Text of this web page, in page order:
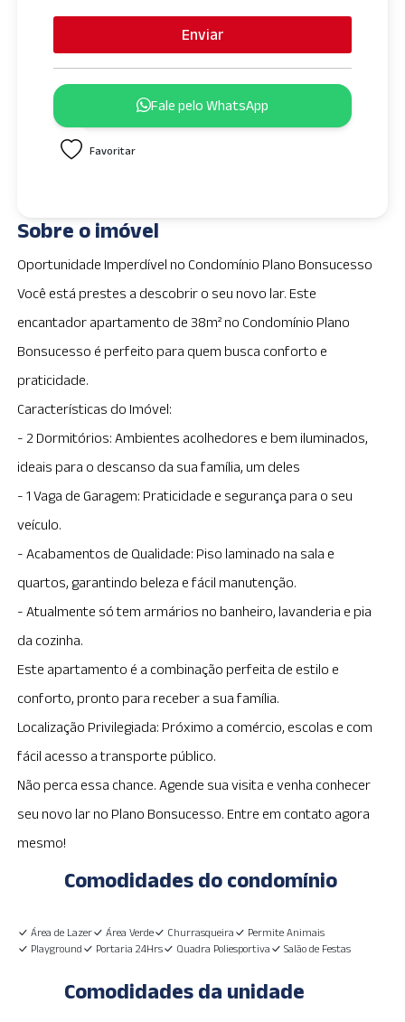
Enviar
Fale pelo WhatsApp
Favoritar
Sobre o imóvel
Oportunidade Imperdível no Condomínio Plano Bonsucesso
Você está prestes a descobrir o seu novo lar. Este
encantador apartamento de 38m² no Condomínio Plano
Bonsucesso é perfeito para quem busca conforto e
praticidade.
Características do Imóvel:
- 2 Dormitórios: Ambientes acolhedores e bem iluminados,
ideais para o descanso da sua família, um deles
- 1 Vaga de Garagem: Praticidade e segurança para o seu
veículo.
- Acabamentos de Qualidade: Piso laminado na sala e
quartos, garantindo beleza e fácil manutenção.
- Atualmente só tem armários no banheiro, lavanderia e pia
da cozinha.
Este apartamento é a combinação perfeita de estilo e
conforto, pronto para receber a sua família.
Localização Privilegiada: Próximo a comércio, escolas e com
fácil acesso a transporte público.
Não perca essa chance. Agende sua visita e venha conhecer
seu novo lar no Plano Bonsucesso. Entre em contato agora
mesmo!
Comodidades do condomínio
Área de Lazer Área Verde Churrasqueira
Permite Animais
Playground
Portaria 24Hrs Quadra Poliesportiva Salão de Festas
Comodidades da unidade